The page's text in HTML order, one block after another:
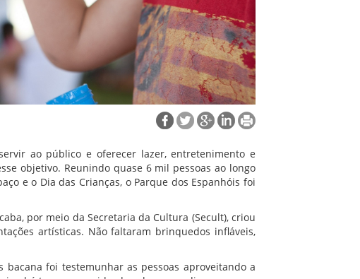
ao público e oferecer lazer, entretenimento e
objetivo. Reunindo quase 6 mil pessoas ao longo
e o Dia das Crianças, o Parque dos Espanhóis foi
por meio da Secretaria da Cultura (Secult), criou
artísticas. Não faltaram brinquedos infláveis,
foi testemunhar as pessoas aproveitando a